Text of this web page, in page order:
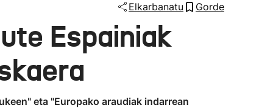
Elkarbanatu Gorde
Espainiak
eta "Europako araudiak indarrean